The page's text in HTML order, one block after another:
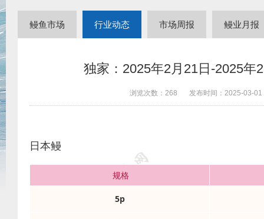
鳗鱼市场 行业动态 市场周报 鳗业月报
独家：2025年2月21日-2025年
浏览次数： 268 发布时间： 2025-03-01
日本鳗
规格
5p